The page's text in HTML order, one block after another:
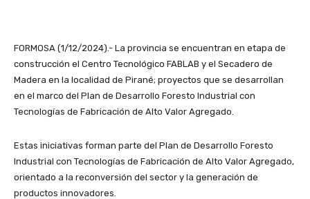
FORMOSA (1/12/2024).- La provincia se encuentran en etapa de
construcción el Centro Tecnológico FABLAB y el Secadero de
Madera en la localidad de Pirané; proyectos que se desarrollan
en el marco del Plan de Desarrollo Foresto Industrial con
Tecnologías de Fabricación de Alto Valor Agregado.
Estas iniciativas forman parte del Plan de Desarrollo Foresto
Industrial con Tecnologías de Fabricación de Alto Valor Agregado,
orientado a la reconversión del sector y la generación de
productos innovadores.